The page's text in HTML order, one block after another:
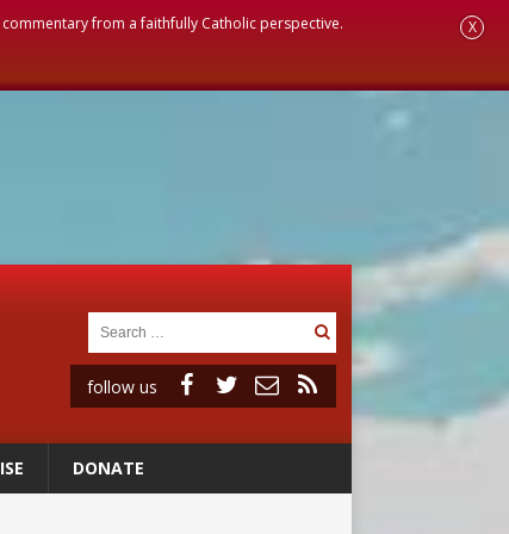
from a faithfully Catholic perspective. X
follow us
DONATE